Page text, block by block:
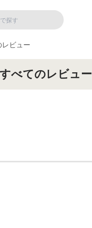
ビュー
べてのレビュー